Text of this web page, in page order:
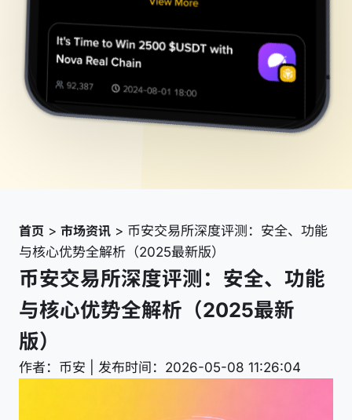
首页 > 市场资讯 > 币安交易所深度评测：安全、功能
与核心优势全解析（2025最新版）
币安交易所深度评测：安全、功能
与核心优势全解析（2025最新
版）
作者：币安 | 发布时间：2026-05-08 11:26:04